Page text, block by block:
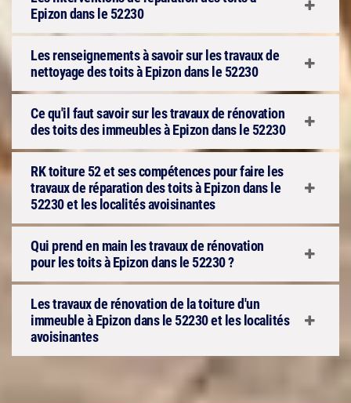
Epizon dans le 52230
Les renseignements à savoir sur les travaux de
nettoyage des toits à Epizon dans le 52230
Ce qu'il faut savoir sur les travaux de rénovation
des toits des immeubles à Epizon dans le 52230
RK toiture 52 et ses compétences pour faire les
travaux de réparation des toits à Epizon dans le
52230 et les localités avoisinantes
Qui prend en main les travaux de rénovation
pour les toits à Epizon dans le 52230 ?
Les travaux de rénovation de la toiture d'un
immeuble à Epizon dans le 52230 et les localités
avoisinantes